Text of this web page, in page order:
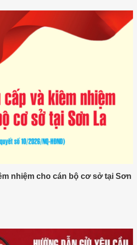
nhiệm cho cán bộ cơ sở tại Sơn